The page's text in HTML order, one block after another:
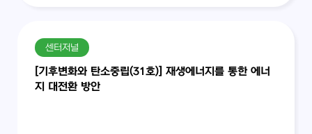
센터저널
[기후변화와 탄소중립(31호)] 재생에너지를 통한 에너
지 대전환 방안